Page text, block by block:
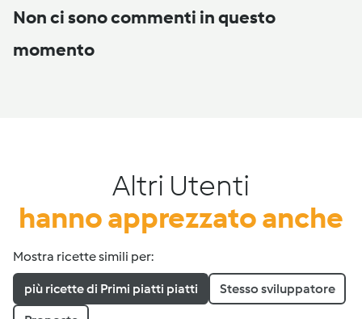
Non ci sono commenti in questo
momento
Altri Utenti
hanno apprezzato anche
Mostra ricette simili per:
più ricette di Primi piatti piatti Stesso sviluppatore